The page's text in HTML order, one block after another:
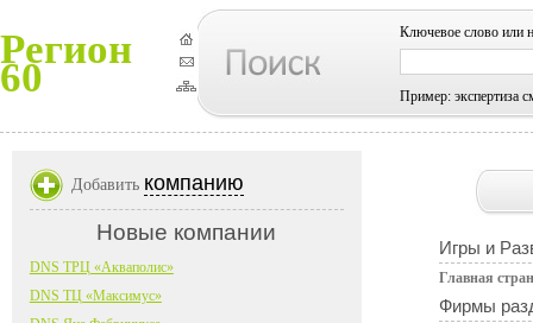
Регион
60
Ключевое слово или
Пример: экспертиза
Игры и
Главная
Фирмы
Добавить компанию
Новые компании
DNS ТРЦ «Акваполис»
DNS ТЦ «Максимус»